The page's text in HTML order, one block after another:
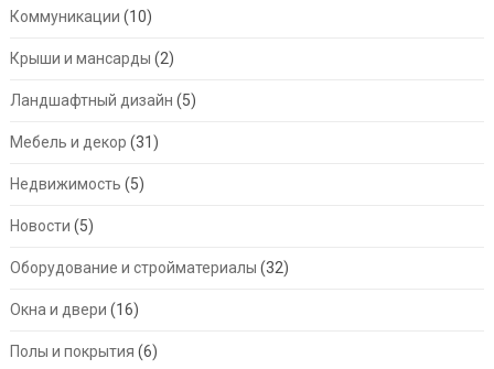
Коммуникации (10)
Крыши и мансарды (2)
Ландшафтный дизайн (5)
Мебель и декор (31)
Недвижимость (5)
Новости (5)
Оборудование и стройматериалы (32)
Окна и двери (16)
Полы и покрытия (6)